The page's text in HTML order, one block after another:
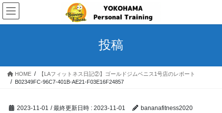
コ
ン
テ
ス
ナ
ビ
ゲ
ン
投稿
HOME
【LAフィットネス日記②】ゴールドジムベニス1号店のレポート
B02349FC-96C7-401B-AE21-F03E16F24857
2023-11-01 / 最終更新日時 : 2023-11-01 bananafitness2020